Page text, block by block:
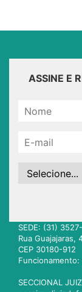
ASSINE E
SEDE: (31)
Rua Guajajaras,
CEP 30180-912
Funcionamento:
SECCIONAL